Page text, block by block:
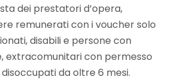
dei prestatori d’opera,
remunerati con i voucher solo
disabili e persone con
extracomunitari con permesso
da oltre 6 mesi.